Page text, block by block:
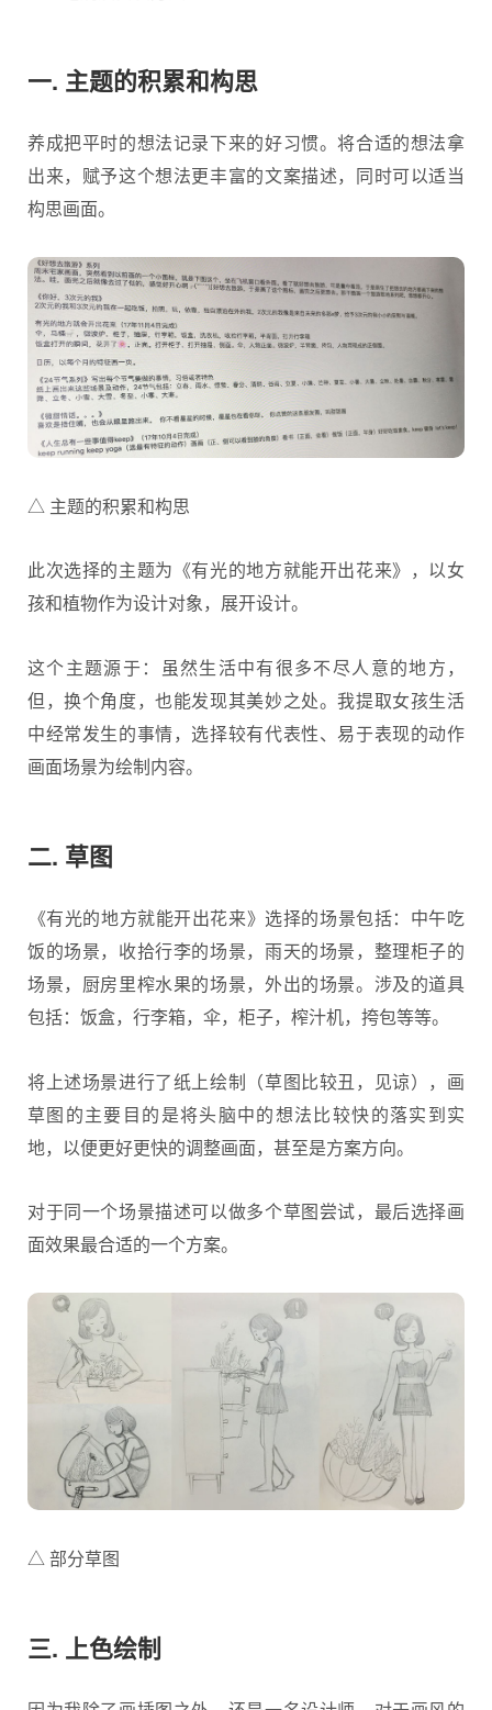
一. 主题的积累和构思
养成把平时的想法记录下来的好习惯。将合适的想法拿
出来，赋予这个想法更丰富的文案描述，同时可以适当
构思画面。
△ 主题的积累和构思
此次选择的主题为《有光的地方就能开出花来》，以女
孩和植物作为设计对象，展开设计。
这个主题源于：虽然生活中有很多不尽人意的地方，
但，换个角度，也能发现其美妙之处。我提取女孩生活
中经常发生的事情，选择较有代表性、易于表现的动作
画面场景为绘制内容。
二. 草图
​《有光的地方就能开出花来》选择的场景包括：中午吃
饭的场景，收拾行李的场景，雨天的场景，整理柜子的
场景，厨房里榨水果的场景，外出的场景。涉及的道具
包括：饭盒，行李箱，伞，柜子，榨汁机，挎包等等。
将上述场景进行了纸上绘制（草图比较丑，见谅），画
草图的主要目的是将头脑中的想法比较快的落实到实
地，以便更好更快的调整画面，甚至是方案方向。
对于同一个场景描述可以做多个草图尝试，最后选择画
面效果最合适的一个方案。
△ 部分草图
三. 上色绘制